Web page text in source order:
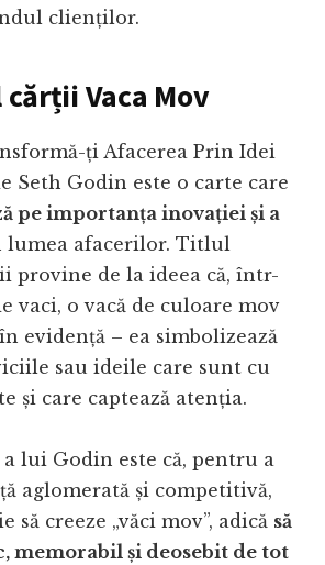
clienților.
Vaca Mov
ți Afacerea Prin Idei
Seth Godin este o carte care
pe importanța inovației și a
lumea afacerilor. Titlul
provine de la ideea că, într-
vaci, o vacă de culoare mov
evidență – ea simbolizează
sau ideile care sunt cu
și care captează atenția.
lui Godin este că, pentru a
aglomerată și competitivă,
să creeze „văci mov”, adică să
memorabil și deosebit de tot